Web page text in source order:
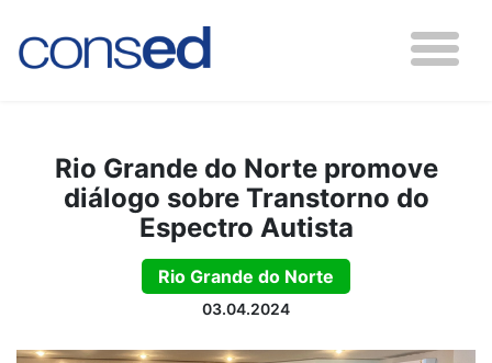
Rio Grande do Norte promove
diálogo sobre Transtorno do
Espectro Autista
Rio Grande do Norte
03.04.2024